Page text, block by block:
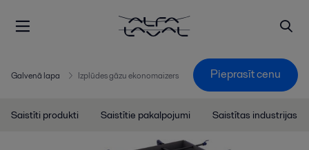
Galvenā lapa Izplūdes gāzu ekonomaizers Pieprasīt cenu
Saistīti produkti Saistītie pakalpojumi Saistītas industrijas